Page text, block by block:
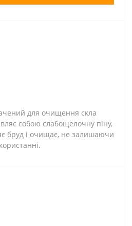
для очищення скла
собою слабощелочну піну,
бруд і очищає, не залишаючи